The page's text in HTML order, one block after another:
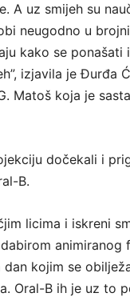
A uz smijeh su
neugodno u
kako se ponašati
izjavila je Đurđa
Matoš koja je
dočekali i
B.
licima i iskreni
animiranog
dan kojim se
Oral-B ih je uz to